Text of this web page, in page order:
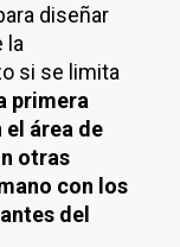
diseñar
la
si se limita
primera
área de
otras
con los
del